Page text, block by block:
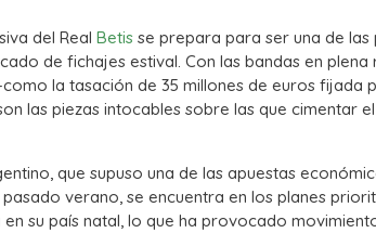
del Real Betis se prepara para ser una de
de fichajes estival. Con las bandas en
la tasación de 35 millones de euros fijada
las piezas intocables sobre las que cimentar
que supuso una de las apuestas
verano, se encuentra en los planes
su país natal, lo que ha provocado